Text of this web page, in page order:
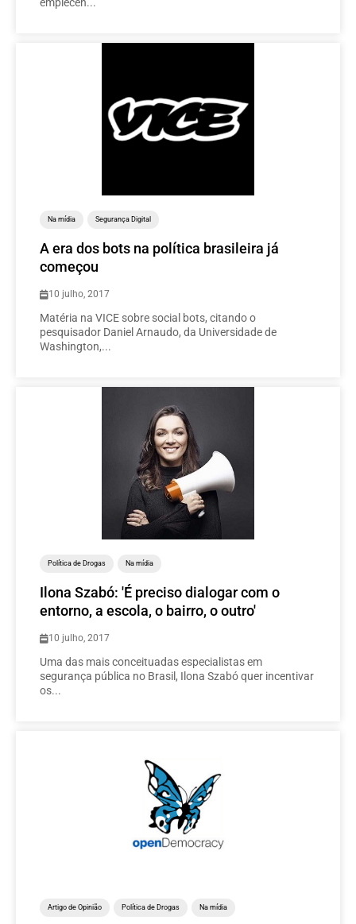
Na mídia Segurança Digital
A era dos bots na política brasileira já
começou
10 julho, 2017
Matéria na VICE sobre social bots, citando o
pesquisador Daniel Arnaudo, da Universidade de
Washington,...
Política de Drogas Na mídia
Ilona Szabó: 'É preciso dialogar com o
entorno, a escola, o bairro, o outro'
10 julho, 2017
Uma das mais conceituadas especialistas em
segurança pública no Brasil, Ilona Szabó quer incentivar
os...
Artigo de Opinião Política de Drogas Na mídia